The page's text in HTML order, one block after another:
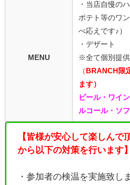
MENU
・当店自慢の
ポテト等のワ
べ応えです♪）
・デザート
※全て個別提供
（ BRANCH限
ます）
ビール・ワイ
ルコール・ソ
【皆様が安心して楽しんで
から以下の対策を行います】
・参加者の検温を実施致し